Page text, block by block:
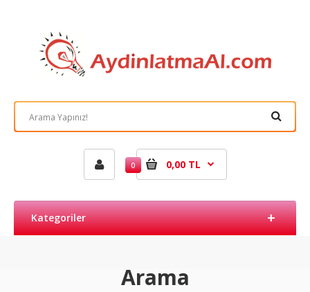
0 0,00 TL
Kategoriler
Arama